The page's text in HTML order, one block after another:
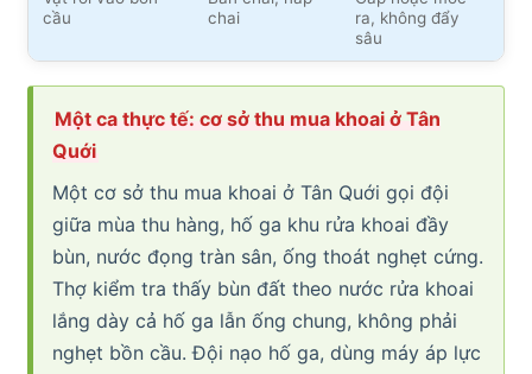
cầu
chai
ra, không đẩy
sâu
Một ca thực tế: cơ sở thu mua khoai ở Tân
Quới
Một cơ sở thu mua khoai ở Tân Quới gọi đội
giữa mùa thu hàng, hố ga khu rửa khoai đầy
bùn, nước đọng tràn sân, ống thoát nghẹt cứng.
Thợ kiểm tra thấy bùn đất theo nước rửa khoai
lắng dày cả hố ga lẫn ống chung, không phải
nghẹt bồn cầu. Đội nạo hố ga, dùng máy áp lực